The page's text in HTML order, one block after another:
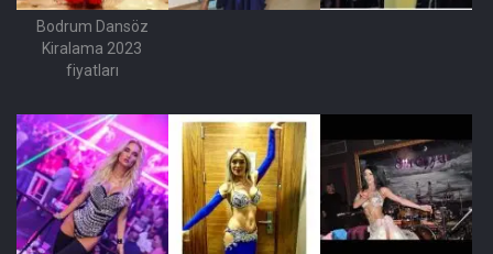
Bodrum Dansöz
Kiralama 2023
fiyatları